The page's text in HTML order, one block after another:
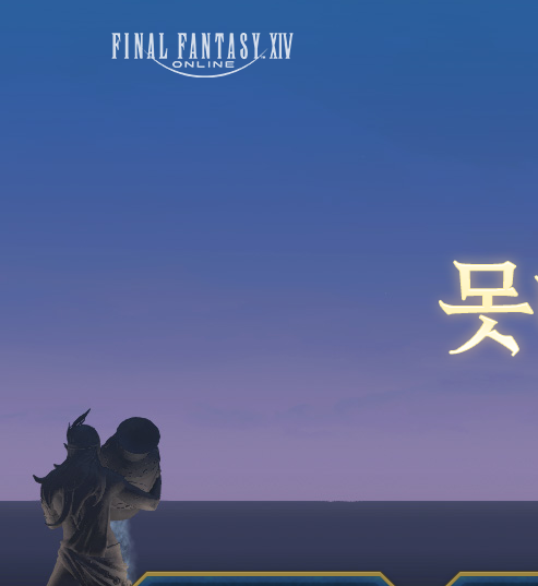
FINAL FANTASY XIV